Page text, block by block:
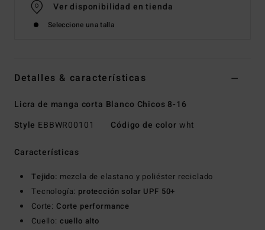
Ver disponibilidad en tienda
Seleccione una talla
Detalles & características
Licra de manga corta Blanco Chicos 8-16
Style EBBWR00101 Código de color wht
Características
Tejido: mezcla de elastano y poliéster reciclado
Tecnología: protección solar UPF 50+
Corte: Corte performance
Cuello: cuello alto